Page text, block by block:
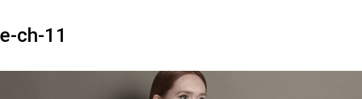
e-ch-11